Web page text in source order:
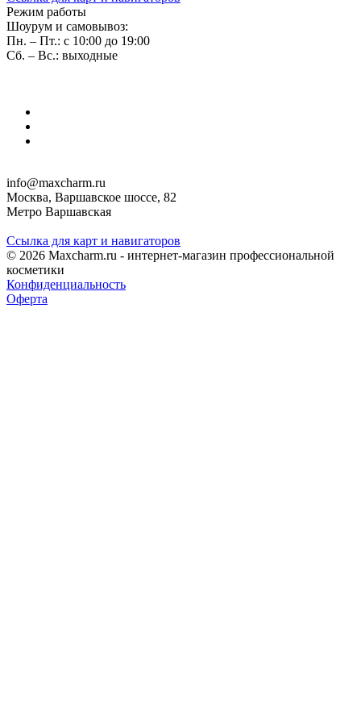
Режим работы
Шоурум и самовывоз:
Пн. – Пт.: с 10:00 до 19:00
Сб. – Вс.: выходные
info@maxcharm.ru
Москва, Варшавское шоссе, 82
Метро Варшавская
Ссылка для карт и навигаторов
© 2026 Maxcharm.ru - интернет-магазин профессиональной
косметики
Конфиденциальность
Оферта